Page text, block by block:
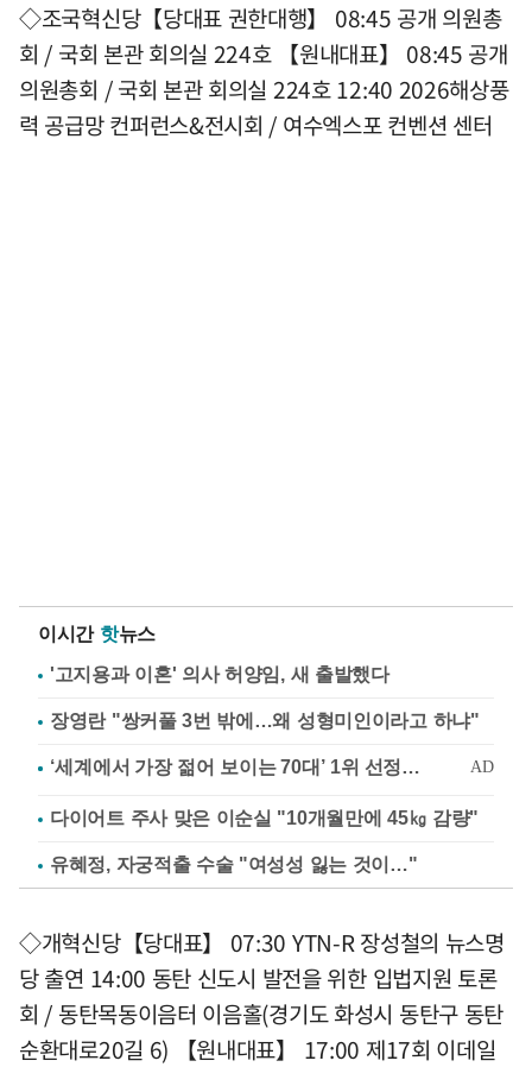
◇조국혁신당【당대표 권한대행】 08:45 공개 의원총
회 / 국회 본관 회의실 224호 【원내대표】 08:45 공개
의원총회 / 국회 본관 회의실 224호 12:40 2026해상풍
력 공급망 컨퍼런스&전시회 / 여수엑스포 컨벤션 센터
이시간 핫뉴스
'고지용과 이혼' 의사 허양임, 새 출발했다
장영란 "쌍커풀 3번 밖에…왜 성형미인이라고 하냐"
다이어트 주사 맞은 이순실 "10개월만에 45㎏ 감량"
유혜정, 자궁적출 수술 "여성성 잃는 것이…"
◇개혁신당【당대표】 07:30 YTN-R 장성철의 뉴스명
당 출연 14:00 동탄 신도시 발전을 위한 입법지원 토론
회 / 동탄목동이음터 이음홀(경기도 화성시 동탄구 동탄
순환대로20길 6) 【원내대표】 17:00 제17회 이데일